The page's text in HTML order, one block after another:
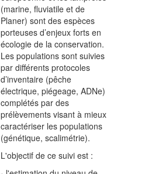
(marine, fluviatile et de
Planer) sont des espèces
porteuses d’enjeux forts en
écologie de la conservation.
Les populations sont suivies
par différents protocoles
d’inventaire (pêche
électrique, piégeage, ADNe)
complétés par des
prélèvements visant à mieux
caractériser les populations
(génétique, scalimétrie).
L'objectif de ce suivi est :